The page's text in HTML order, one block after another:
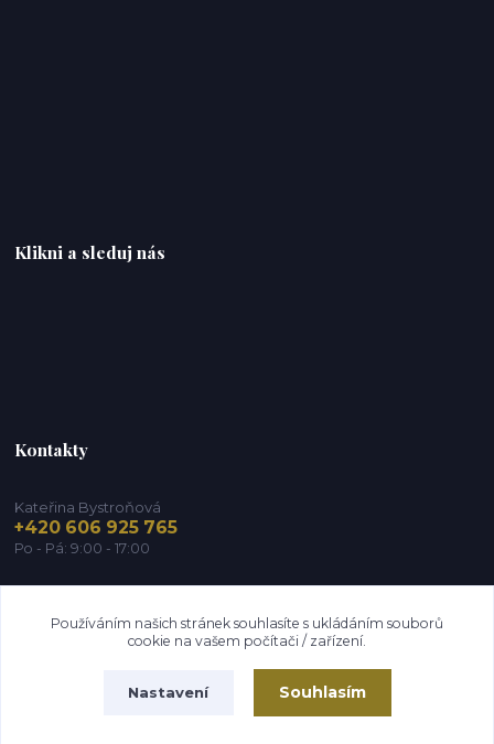
Klikni a sleduj nás
Kontakty
Kateřina Bystroňová
+420 606 925 765
Po - Pá: 9:00 - 17:00
Používáním našich stránek souhlasíte s ukládáním souborů
cookie na vašem počítači / zařízení.
Nastavení Souhlasím